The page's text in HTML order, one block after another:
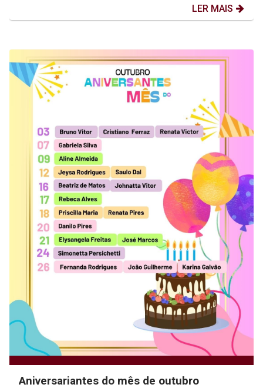
LER MAIS
Aniversariantes do mês de outubro